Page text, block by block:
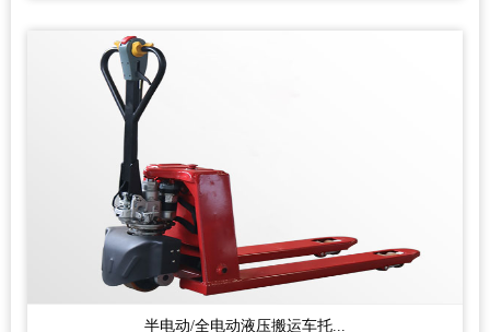
半电动/全电动液压搬运车托...